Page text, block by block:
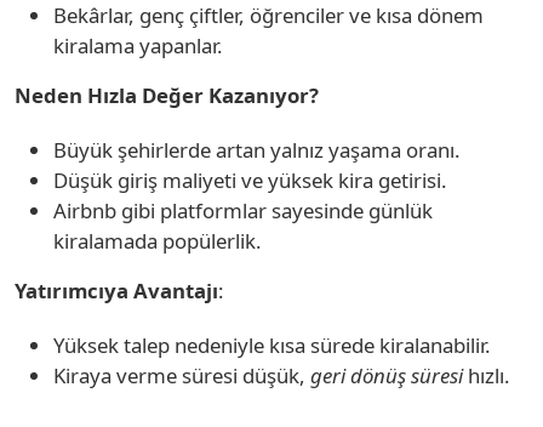
Bekârlar, genç çiftler, öğrenciler ve kısa dönem
kiralama yapanlar.
Neden Hızla Değer Kazanıyor?
Büyük şehirlerde artan yalnız yaşama oranı.
Düşük giriş maliyeti ve yüksek kira getirisi.
Airbnb gibi platformlar sayesinde günlük
kiralamada popülerlik.
Yatırımcıya Avantajı:
Yüksek talep nedeniyle kısa sürede kiralanabilir.
Kiraya verme süresi düşük, geri dönüş süresihızlı.